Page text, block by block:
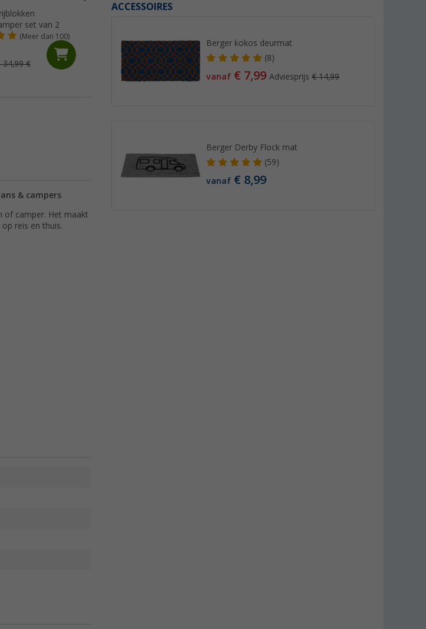
ACCESSOIRES
Berger kokos deurmat
(8)
vanaf € 7,99Adviesprijs€ 14,99
Berger Derby Flock mat
(59)
vanaf € 8,99
set van 2
(Meer dan 100)
34,99 €
137,- €
Adviesprijs 149,- €
24,99€
Adviesprijs 29,99 €
& campers
of camper. Het maakt
reis en thuis.